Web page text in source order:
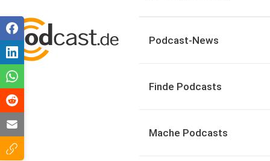
Podcast-News
Finde Podcasts
Mache Podcasts